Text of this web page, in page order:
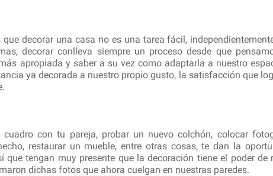
decorar una casa no es una tarea fácil,
decorar conlleva siempre un proceso desde que
apropiada y saber a su vez como adaptarla a nuestro
ya decorada a nuestro propio gusto, la satisfacción que
cuadro con tu pareja, probar un nuevo colchón, colocar
restaurar un mueble, entre otras cosas, te dan la
que tengan muy presente que la decoración tiene el poder
dichas fotos que ahora cuelgan en nuestras paredes.